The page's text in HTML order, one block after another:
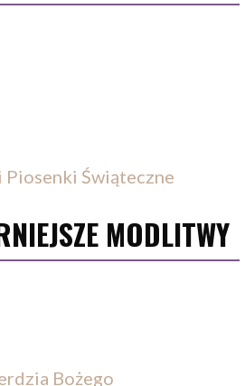
Świąteczne
MODLITWY
Bożego